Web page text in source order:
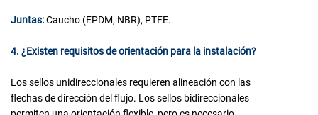
Juntas:Caucho (EPDM, NBR), PTFE.
4. ¿Existen requisitos de orientación para la instalación?
Los sellos unidireccionales requieren alineación con las
flechas de dirección del flujo. Los sellos bidireccionales